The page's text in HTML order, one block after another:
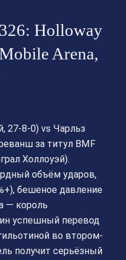
Holloway
Arena,
27-8-0) vs Чарльз
за титул BMF
Холлоуэй).
объём ударов,
бешеное давление
— король
успешный перевод
во втором-
получит серьёзный